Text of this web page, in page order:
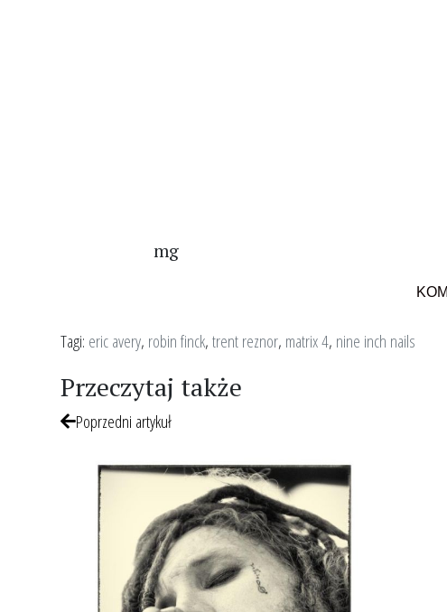
mg
Tagi: eric avery, robin finck,trent reznor, matrix 4, nine inch nails
Przeczytaj także
Poprzedni artykuł